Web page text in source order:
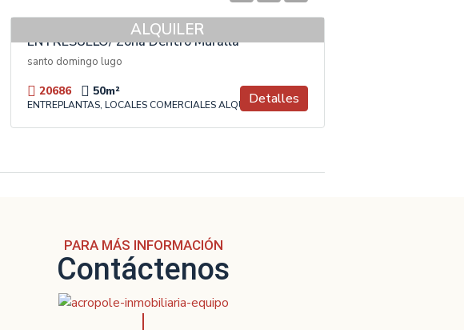
ALQUILER
ENTRESUELO/ Zona Dentro Muralla
santo domingo lugo
20686 50m²
ENTREPLANTAS, LOCALES COMERCIALES ALQUILERDetalles
PARA MÁS INFORMACIÓN
Contáctenos